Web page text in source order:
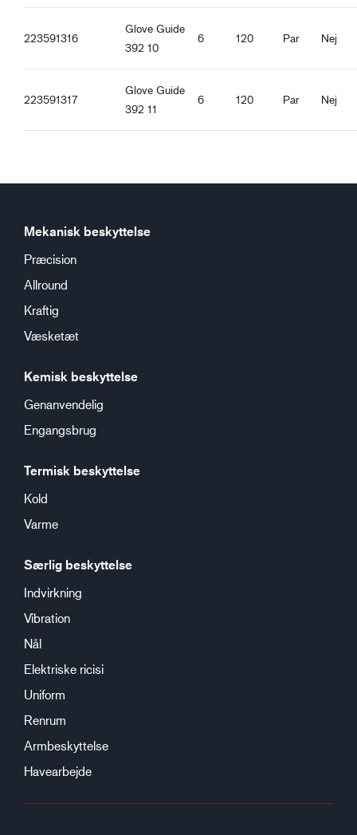
Regulær pasform
Olieresistent håndflade
Sikkerheds machet
Godt tørgreb
Godt oliegreb
223591316
Glove Guide
392 10
6 120 Par Nej
223591317
Glove Guide
392 11
6 120 Par Nej
Mekanisk beskyttelse
Præcision
Allround
Kraftig
Væsketæt
Kemisk beskyttelse
Genanvendelig
Engangsbrug
Termisk beskyttelse
Kold
Varme
Særlig beskyttelse
Indvirkning
Vibration
Nål
Elektriske ricisi
Uniform
Renrum
Armbeskyttelse
Havearbejde